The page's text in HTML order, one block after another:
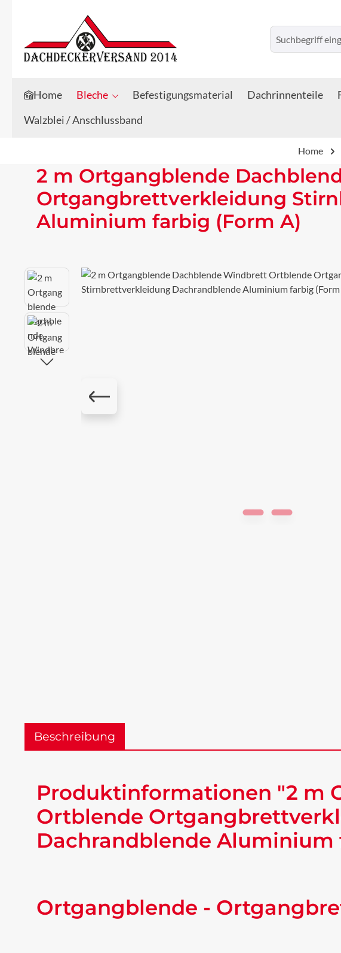
Zum Hauptinhalt springen
Zur Suche springen
Home Bleche Befestigungsmaterial Dachrinnenteile
Walzblei / Anschlussband
Home
2 m Ortgangblende
Ortgangbrettverkleidung
Aluminium farbig (Form A)
Bildergalerie überspringen
Beschreibung
Produktinformationen "2 m
Ortblende
Dachrandblende Aluminium
Ortgangblende -